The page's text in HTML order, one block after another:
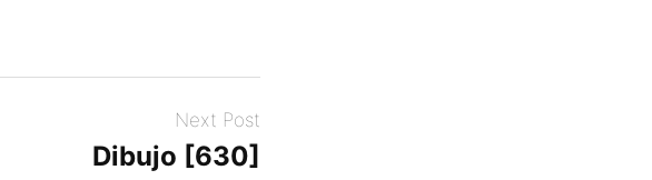
Next Post
Dibujo [630]